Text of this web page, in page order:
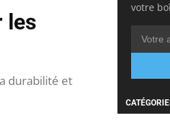
les
durabilité et
votre